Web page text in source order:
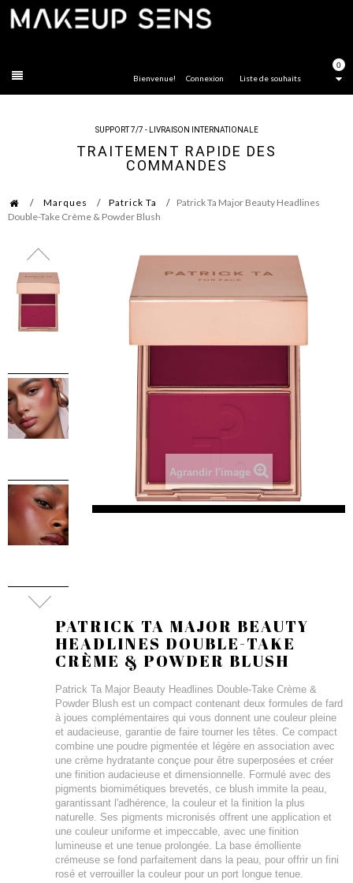
0
Liste de souhaits
Bienvenue! Connexion
SUPPORT 7/7 - LIVRAISON INTERNATIONALE
TRAITEMENT RAPIDE DES
COMMANDES
Marques Patrick Ta
Patrick Ta Major Beauty Headlines
Double-Take Crème & Powder Blush
Agrandir l'image
PATRICK TA MAJOR BEAUTY
HEADLINES DOUBLE-TAKE
CRÈME & POWDER BLUSH
Patrick Ta Major Beauty Headlines Double-Take Crème &
Powder Blush est un compact contenant deux formules de fard
à joues complémentaires qui vous donnent une couleur pleine
et audacieuse, garantie de faire tourner les têtes. Ce compact
combine une poudre pigmentée et légère en association avec
une crème hydratante conçue pour être superposées et créer
une finition audacieuse et dimensionnelle. Formulé avec des
pigments biomimétiques brevetés, ce blush immite la peau,
garantissant l'adhérence, la couleur et la finition la plus
naturelle. Ses pigments micronisés offrent une application et
une couleur uniforme et impeccable, avec une finition
lumineuse et une tenue prolongée. La base émolliente
crémeuse se fond parfaitement dans la peau, pour offrir un fini
rosé et verrouiller la couleur pour un port longue tenue.